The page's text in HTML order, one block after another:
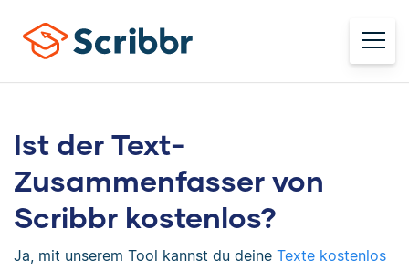
Ist der Text-
Zusammenfasser von
Scribbr kostenlos?
Ja, mit unserem Tool kannst du deine Texte kostenlos